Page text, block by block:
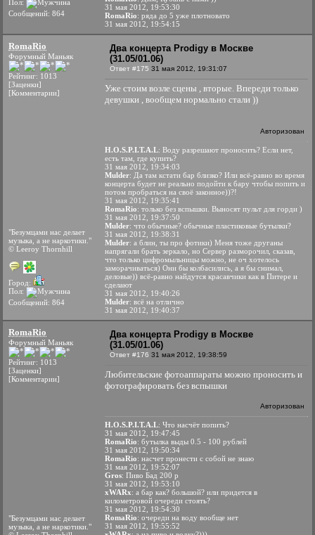
Пол:
Сообщений: 864
31 мая 2012, 19:53:30
RomaRio: ряда до 5 уже плотновато
31 мая 2012, 19:54:15
RomaRio
Форумный Маньяк
Рейтинг: 1013
[Заценки]
[Комментарии]
"Безумцами нас делает
музыка, а не наркотики."
© Leeroy Thornhill
Город:
Пол:
Сообщений: 864
Два концерта Prodigy в Москве
(31.05/01.06)
Ответ #175 31 мая 2012, 19:31:07
Уже стоим возле сцены , вторые. Впереди только
девушки , вообщем нормально стали ))
Авторизован
H.O.S.P.I.T.A.L: Воду разрешают проносить? Если нет,
есть там, где купить?
31 мая 2012, 19:34:03
Mulder: Да там кстати бар близко? Или всё-равно во время
концерта будет не реально подойти к бару чтобы попить и
потом пробраться на своё законное))?!
31 мая 2012, 19:35:41
RomaRio: только без вспышки. Выносят пульт для горди )
31 мая 2012, 19:37:50
Mulder: что обычные? обычные пластиковые бутылки?
31 мая 2012, 19:38:31
Mulder: а блин, ты про фотики) Меня тоже друганы
напрягали брать зеркало, но Сервер разморочил, сказав,
что только цифромыльницы можно, не оч хотелось
заморачиваться) Они бы колбасились, а я бы снимал,
деловые)) всё-равно найдутся красавчики как в Питере и
сделают
31 мая 2012, 19:40:26
Mulder: всё на отлично
31 мая 2012, 19:40:37
RomaRio
Форумный Маньяк
Рейтинг: 1013
[Заценки]
[Комментарии]
"Безумцами нас делает
музыка, а не наркотики."
Два концерта Prodigy в Москве
(31.05/01.06)
Ответ #176 31 мая 2012, 19:38:59
Любительские фотоаппараты можно проносить и
фотографировать без вспышки
Авторизован
H.O.S.P.I.T.A.L: Что насчёт попить?
31 мая 2012, 19:47:45
RomaRio: бутылка выды 0.5 - 100 рублей
31 мая 2012, 19:50:34
RomaRio: насчет пронести с собой не знаю
31 мая 2012, 19:52:07
Gros: Пиво Бад 200 р
31 мая 2012, 19:53:10
xWARx: а бар как? большой? или придется в
километровой очереди стоять?
31 мая 2012, 19:54:30
RomaRio: очереди на воду вообще нет
31 мая 2012, 19:55:52